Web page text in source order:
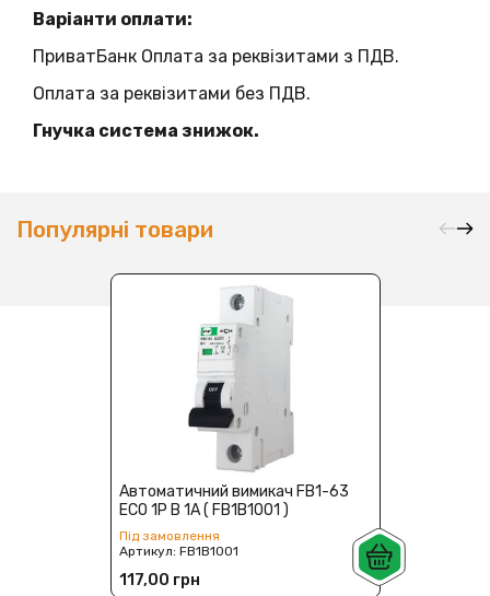
Варіанти оплати:
ПриватБанк Оплата за реквізитами з ПДВ.
Оплата за реквізитами без ПДВ.
Гнучка система знижок.
Популярні товари
Автоматичний вимикач FB1-63
ECO 1P B 1А ( FB1B1001 )
Під замовлення
Артикул:FB1B1001
117,00 грн